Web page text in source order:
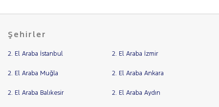
Şehirler
2. El Araba İstanbul 2. El Araba İzmir
2. El Araba Muğla 2. El Araba Ankara
2. El Araba Balıkesir 2. El Araba Aydın